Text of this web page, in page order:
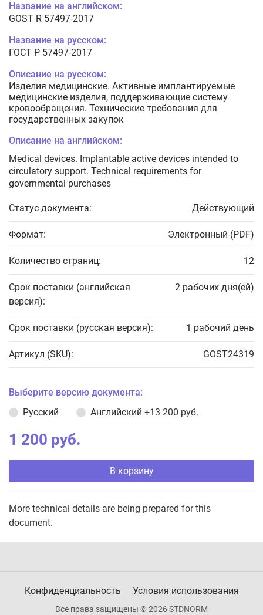
Название на английском:
GOST R 57497-2017
Название на русском:
ГОСТ Р 57497-2017
Описание на русском:
Изделия медицинские. Активные имплантируемые
медицинские изделия, поддерживающие систему
кровообращения. Технические требования для
государственных закупок
Описание на английском:
Medical devices. Implantable active devices intended to
circulatory support. Technical requirements for
governmental purchases
Статус документа: Действующий
Формат: Электронный (PDF)
Количество страниц: 12
Срок поставки (английская
версия):
2 рабочих дня(ей)
Срок поставки (русская версия): 1 рабочий день
Артикул (SKU): GOST24319
Выберите версию документа:
Русский
Английский +13 200 руб.
1 200 руб.
В корзину
More technical details are being prepared for this
document.
Конфиденциальность Условия использования
Все права защищены © 2026 STDNORM